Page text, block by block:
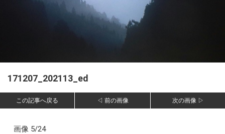
171207_202113_ed
この記事へ戻る ◁ 前の画像 次の画像 ▷
画像 5/24